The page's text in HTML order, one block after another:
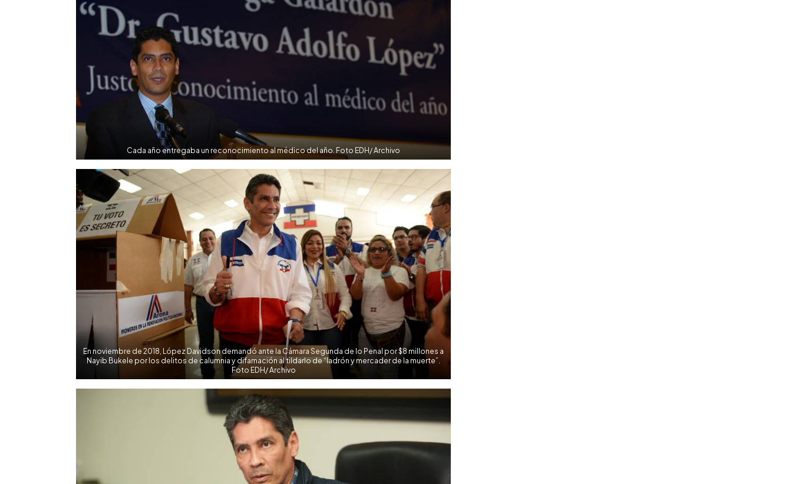
Cada año entregaba un reconocimiento al médico del año. Foto EDH/ Archivo
En noviembre de 2018, López Davidson demandó ante la Cámara Segunda de lo Penal por $8 millones a
Nayib Bukele por los delitos de calumnia y difamación al tildarlo de “ladrón y mercader de la muerte”.
Foto EDH/ Archivo